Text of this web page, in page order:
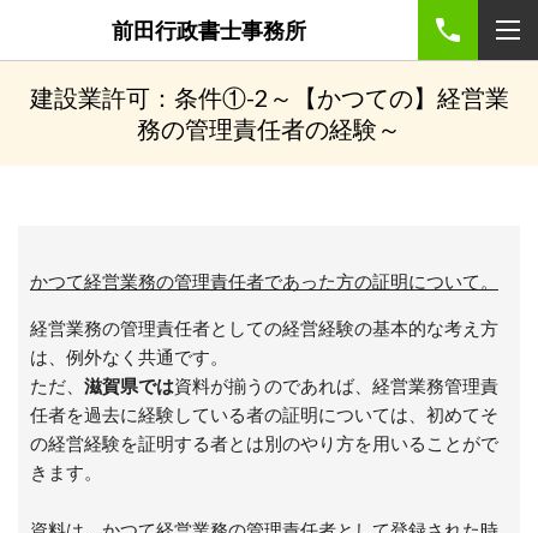
前田行政書士事務所
建設業許可：条件①-2～【かつての】経営業
務の管理責任者の経験～
かつて経営業務の管理責任者であった方の証明について。
経営業務の管理責任者としての経営経験の基本的な考え方
は、例外なく共通です。
ただ、 滋賀県では資料が揃うのであれば、経営業務管理責
任者を過去に経験している者の証明については、初めてそ
の経営経験を証明する者とは別のやり方を用いることがで
きます。